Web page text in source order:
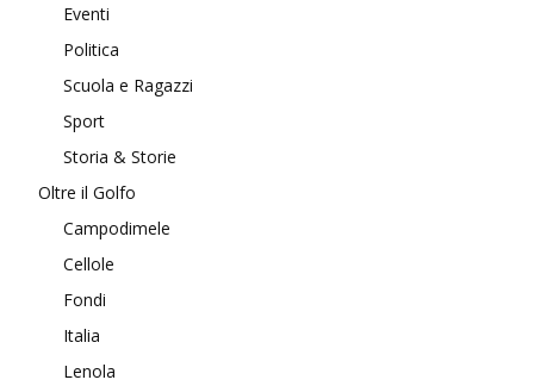
Eventi
Politica
Scuola e Ragazzi
Sport
Storia & Storie
Oltre il Golfo
Campodimele
Cellole
Fondi
Italia
Lenola